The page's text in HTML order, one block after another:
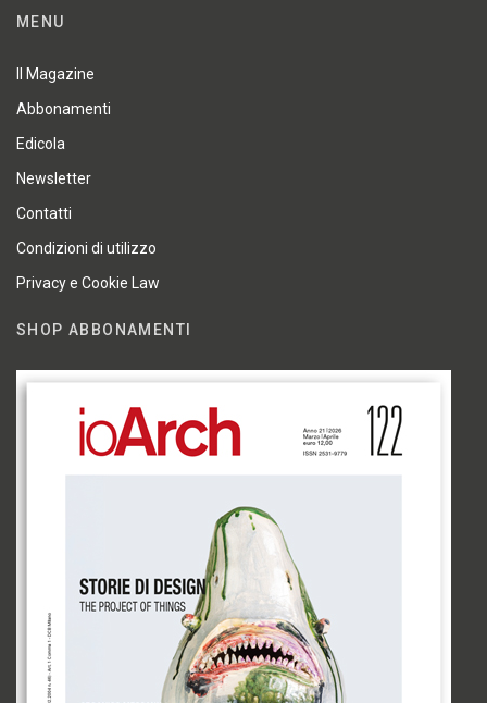
MENU
Il Magazine
Abbonamenti
Edicola
Newsletter
Contatti
Condizioni di utilizzo
Privacy e Cookie Law
SHOP ABBONAMENTI